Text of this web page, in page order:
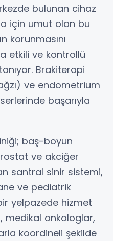
bulunan cihaz
için umut olan bu
korunmasını
etkili ve kontrollü
Brakiterapi
ve endometrium
başarıyla
baş-boyun
ve akciğer
santral sinir sistemi,
ve pediatrik
yelpazede hizmet
medikal onkologlar,
koordineli şekilde